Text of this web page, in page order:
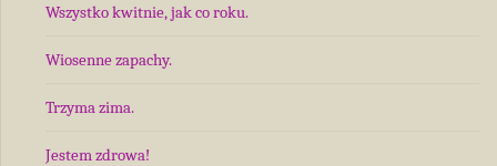
Wszystko kwitnie, jak co roku.
Wiosenne zapachy.
Trzyma zima.
Jestem zdrowa!